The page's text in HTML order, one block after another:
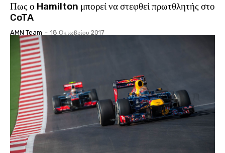
Πως ο Hamilton μπορεί να στεφθεί πρωτθλητής στο
CoTA
AMN Team - 18 Οκτωβρίου 2017